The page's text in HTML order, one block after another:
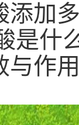
添加
是什
与作